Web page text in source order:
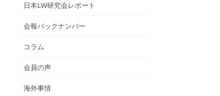
日本LW研究会レポート
会報バックナンバー
コラム
会員の声
海外事情